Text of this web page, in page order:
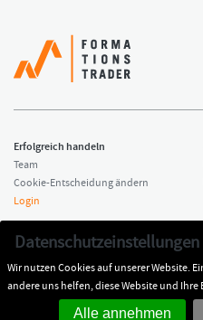
Erfolgreich handeln
Team
Cookie-Entscheidung ändern
Datenschutzeinstellungen
Wir nutzen Cookies auf unserer Website.
andere uns helfen, diese Website und Ihre
Alle annehmen
Login
Copyright © 2026 Formationstrader
Impressum